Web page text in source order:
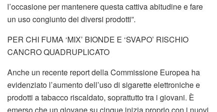
l’occasione per mantenere questa cattiva abitudine e fare
un uso congiunto dei diversi prodotti”.
PER CHI FUMA ‘MIX’ BIONDE E ‘SVAPO’ RISCHIO
CANCRO QUADRUPLICATO
Anche un recente report della Commissione Europea ha
evidenziato l’aumento dell’uso di sigarette elettroniche e
prodotti a tabacco riscaldato, soprattutto tra i giovani. È
emerso che un giovane su cinque inizia proprio con i nuovi